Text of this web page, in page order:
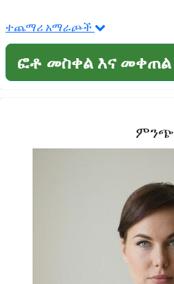
ተጨማሪ አማራጮች
ፎቶ መስቀል እና መቀጠል
ምንጭ